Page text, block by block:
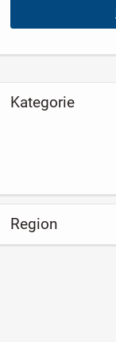
Kategorie
Region